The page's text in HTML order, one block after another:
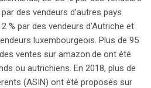
Amazon a dû faire face à
de la part du Bundeskartellamt,
sur ses pratiques
Amazon a modifié ses
envers les
un préavis pour la résiliation de
des vendeurs d’autres pays
% par des vendeurs d’Autriche et
luxembourgeois. Plus de 95
ventes sur amazon.de ont été
ou autrichiens. En 2018, plus de
(ASIN) ont été proposés sur